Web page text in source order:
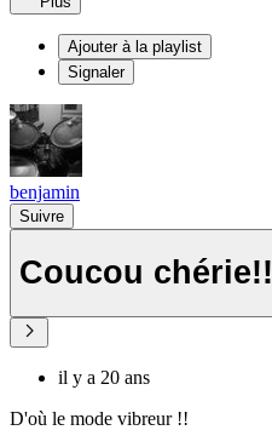
Ajouter à la playlist
Signaler
benjamin
Suivre
Coucou chérie!!
il y a 20 ans
D'où le mode vibreur !!